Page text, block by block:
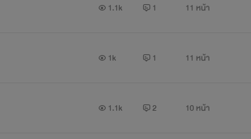
1.1k 1 11 หน้า
1k 1 11 หน้า
1.1k 2 10 หน้า